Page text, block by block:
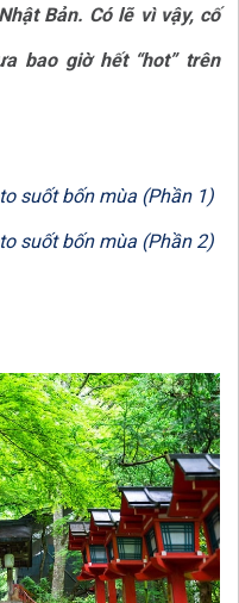
Bản. Có lẽ vì vậy, cố
bao giờ hết “hot” trên
suốt bốn mùa (Phần 1)
suốt bốn mùa (Phần 2)